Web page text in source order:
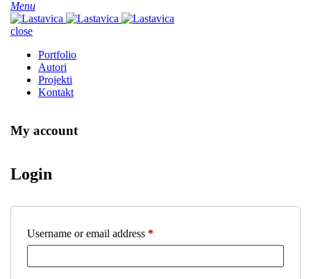
Menu
close
Portfolio
Autori
Projekti
Kontakt
My account
Login
Username or email address *